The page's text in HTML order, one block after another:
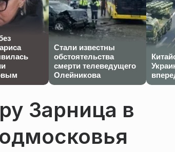
Стали известны
обстоятельства
смерти телеведущего
Олейникова
Зарница в